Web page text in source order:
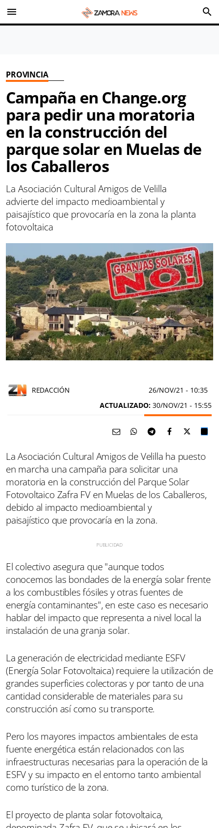
menu search
PROVINCIA
Campaña en Change.org
para pedir una moratoria
en la construcción del
parque solar en Muelas de
los Caballeros
La Asociación Cultural Amigos de Velilla
advierte del impacto medioambiental y
paisajístico que provocaría en la zona la planta
fotovoltaica
REDACCIÓN 26/NOV/21 - 10:35
ACTUALIZADO: 30/NOV/21 - 15:55
La Asociación Cultural Amigos de Velilla ha puesto
en marcha una campaña para solicitar una
moratoria en la construcción del Parque Solar
Fotovoltaico Zafra FV en Muelas de los Caballeros,
debido al impacto medioambiental y
paisajístico que provocaría en la zona.
El colectivo asegura que "aunque todos
conocemos las bondades de la energía solar frente
a los combustibles fósiles y otras fuentes de
energía contaminantes", en este caso es necesario
hablar del impacto que representa a nivel local la
instalación de una granja solar.
La generación de electricidad mediante ESFV
(Energía Solar Fotovoltaica) requiere la utilización de
grandes superficies colectoras y por tanto de una
cantidad considerable de materiales para su
construcción así como su transporte.
Pero los mayores impactos ambientales de esta
fuente energética están relacionados con las
infraestructuras necesarias para la operación de la
ESFV y su impacto en el entorno tanto ambiental
como turístico de la zona.
El proyecto de planta solar fotovoltaica,